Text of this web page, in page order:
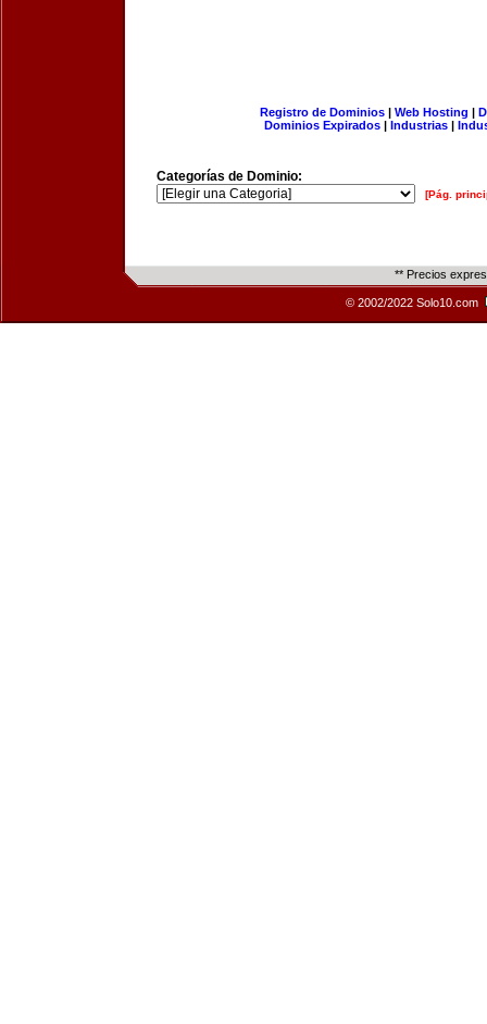
Registro de Dominios| Web Hosting |
Dominios Expirados | Industrias |
Categorías de Dominio:
[Pág.
** Precios
© 2002/2022 Solo10.com